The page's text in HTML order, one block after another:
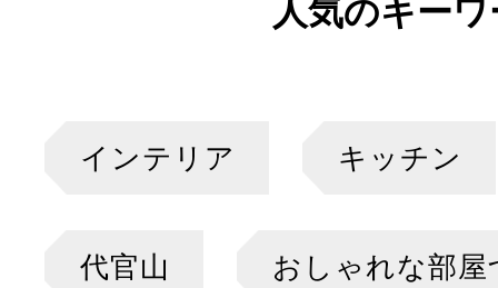
人気のキー
インテリア キッチン
代官山 おしゃれな部屋